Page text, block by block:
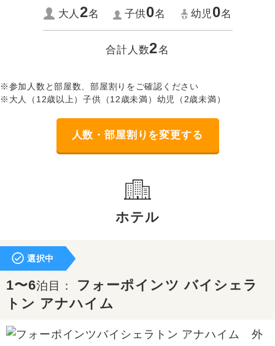
大人2名 子供0名 幼児0名
合計人数2名
※参加人数と部屋数、部屋割りをご確認ください
※大人（12歳以上）子供（12歳未満）幼児（2歳未満）
人数・部屋割りを変更する
ホテル
選択中
1〜6泊目： フォーポインツ バイシェラ
トン アナハイム